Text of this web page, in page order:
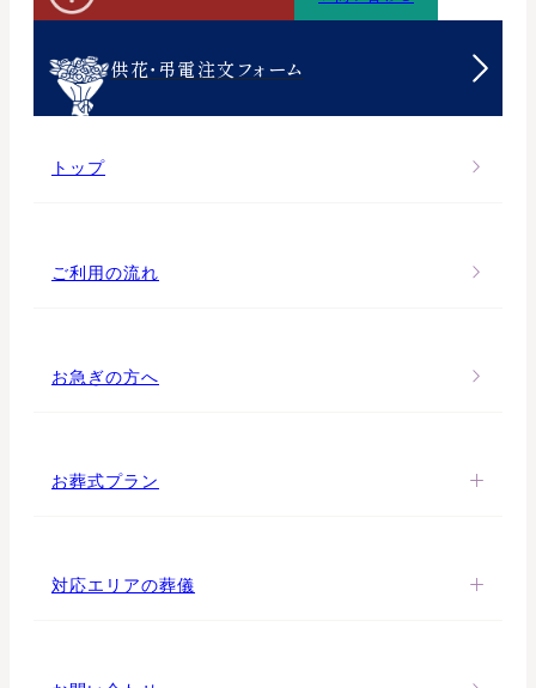
供花・弔電注文フォーム
トップ
ご利用の流れ
お急ぎの方へ
お葬式プラン
対応エリアの葬儀